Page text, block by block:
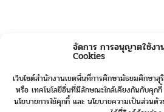
จัดการ การอนุญาตใช้งา
Cookies
เว็บไซต์สำนักงานเขตพื้นที่การศึกษามัธยมศึกษาสุ
หรือ เทคโนโลยีอื่นที่มีลักษณะใกล้เคียงกันกับคุกกี้
นโยบายการใช้คุกกี้ และ นโยบายความเป็นส่วนตั